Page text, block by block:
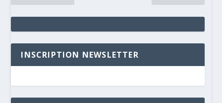
INSCRIPTION NEWSLETTER